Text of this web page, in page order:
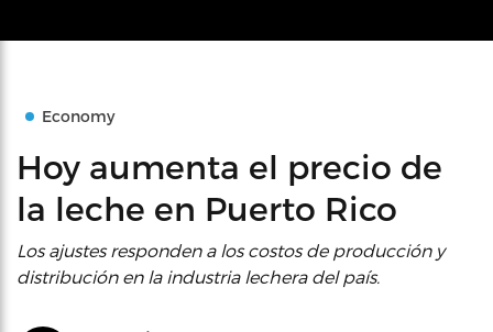
Economy
Hoy aumenta el precio de
la leche en Puerto Rico
Los ajustes responden a los costos de producción y
distribución en la industria lechera del país.